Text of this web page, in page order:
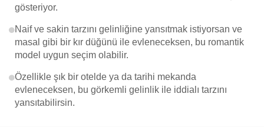
gösteriyor.
Naif ve sakin tarzını gelinliğine yansıtmak istiyorsan ve
masal gibi bir kır düğünü ile evleneceksen, bu romantik
model uygun seçim olabilir.
Özellikle şık bir otelde ya da tarihi mekanda
evleneceksen, bu görkemli gelinlik ile iddialı tarzını
yansıtabilirsin.